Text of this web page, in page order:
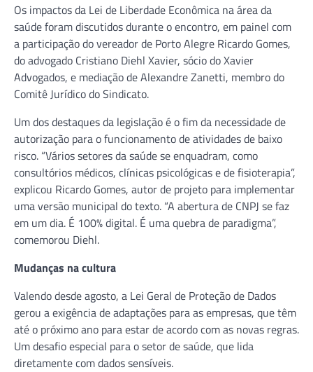
Os impactos da Lei de Liberdade Econômica na área da
saúde foram discutidos durante o encontro, em painel com
a participação do vereador de Porto Alegre Ricardo Gomes,
do advogado Cristiano Diehl Xavier, sócio do Xavier
Advogados, e mediação de Alexandre Zanetti, membro do
Comitê Jurídico do Sindicato.
Um dos destaques da legislação é o fim da necessidade de
autorização para o funcionamento de atividades de baixo
risco. “Vários setores da saúde se enquadram, como
consultórios médicos, clínicas psicológicas e de fisioterapia”,
explicou Ricardo Gomes, autor de projeto para implementar
uma versão municipal do texto. “A abertura de CNPJ se faz
em um dia. É 100% digital. É uma quebra de paradigma”,
comemorou Diehl.
Mudanças na cultura
Valendo desde agosto, a Lei Geral de Proteção de Dados
gerou a exigência de adaptações para as empresas, que têm
até o próximo ano para estar de acordo com as novas regras.
Um desafio especial para o setor de saúde, que lida
diretamente com dados sensíveis.